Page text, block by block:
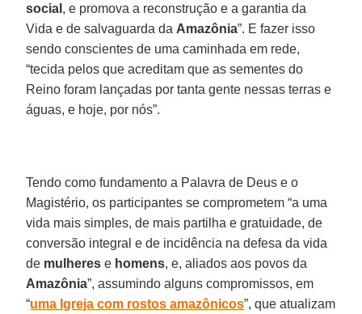
social , e promova a reconstrução e a garantia da
Vida e de salvaguarda da Amazônia”. E fazer isso
sendo conscientes de uma caminhada em rede,
“tecida pelos que acreditam que as sementes do
Reino foram lançadas por tanta gente nessas terras e
águas, e hoje, por nós”.
Tendo como fundamento a Palavra de Deus e o
Magistério, os participantes se comprometem “a uma
vida mais simples, de mais partilha e gratuidade, de
conversão integral e de incidência na defesa da vida
de mulheres e homens, e, aliados aos povos da
Amazônia”, assumindo alguns compromissos, em
“uma Igreja com rostos amazônicos”, que atualizam